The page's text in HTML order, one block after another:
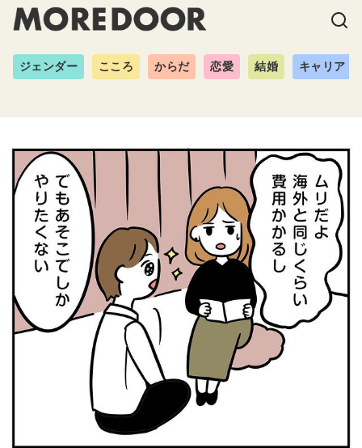
ジェンダー こころ からだ 恋愛 結婚 キャリア